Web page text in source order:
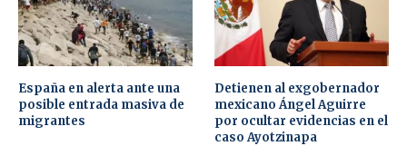
España en alerta ante una
posible entrada masiva de
migrantes
Detienen al exgobernador
mexicano Ángel Aguirre
por ocultar evidencias en el
caso Ayotzinapa